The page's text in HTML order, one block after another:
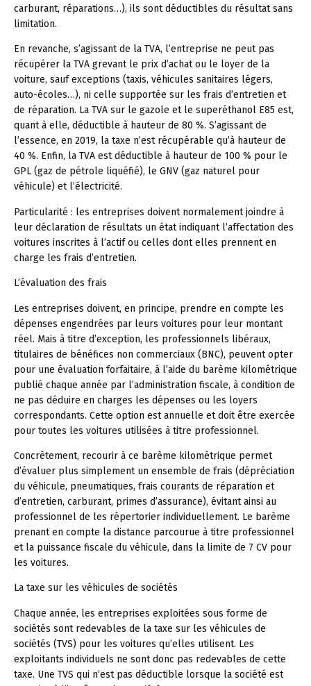
carburant, réparations…), ils sont déductibles du résultat sans
limitation.
En revanche, s’agissant de la TVA, l’entreprise ne peut pas
récupérer la TVA grevant le prix d’achat ou le loyer de la
voiture, sauf exceptions (taxis, véhicules sanitaires légers,
auto-écoles…), ni celle supportée sur les frais d’entretien et
de réparation. La TVA sur le gazole et le superéthanol E85 est,
quant à elle, déductible à hauteur de 80 %. S’agissant de
l’essence, en 2019, la taxe n’est récupérable qu’à hauteur de
40 %. Enfin, la TVA est déductible à hauteur de 100 % pour le
GPL (gaz de pétrole liquéfié), le GNV (gaz naturel pour
véhicule) et l’électricité.
Particularité : les entreprises doivent normalement joindre à
leur déclaration de résultats un état indiquant l’affectation des
voitures inscrites à l’actif ou celles dont elles prennent en
charge les frais d’entretien.
L’évaluation des frais
Les entreprises doivent, en principe, prendre en compte les
dépenses engendrées par leurs voitures pour leur montant
réel. Mais à titre d’exception, les professionnels libéraux,
titulaires de bénéfices non commerciaux (BNC), peuvent opter
pour une évaluation forfaitaire, à l’aide du barème kilométrique
publié chaque année par l’administration fiscale, à condition de
ne pas déduire en charges les dépenses ou les loyers
correspondants. Cette option est annuelle et doit être exercée
pour toutes les voitures utilisées à titre professionnel.
Concrètement, recourir à ce barème kilométrique permet
d’évaluer plus simplement un ensemble de frais (dépréciation
du véhicule, pneumatiques, frais courants de réparation et
d’entretien, carburant, primes d’assurance), évitant ainsi au
professionnel de les répertorier individuellement. Le barème
prenant en compte la distance parcourue à titre professionnel
et la puissance fiscale du véhicule, dans la limite de 7 CV pour
les voitures.
La taxe sur les véhicules de sociétés
Chaque année, les entreprises exploitées sous forme de
sociétés sont redevables de la taxe sur les véhicules de
sociétés (TVS) pour les voitures qu’elles utilisent. Les
exploitants individuels ne sont donc pas redevables de cette
taxe. Une TVS qui n’est pas déductible lorsque la société est